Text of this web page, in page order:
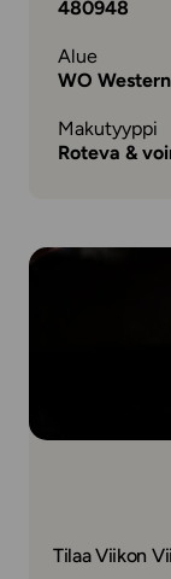
480948
Alue
WO
Makutyyppi
Roteva &
Tilaa Viikon